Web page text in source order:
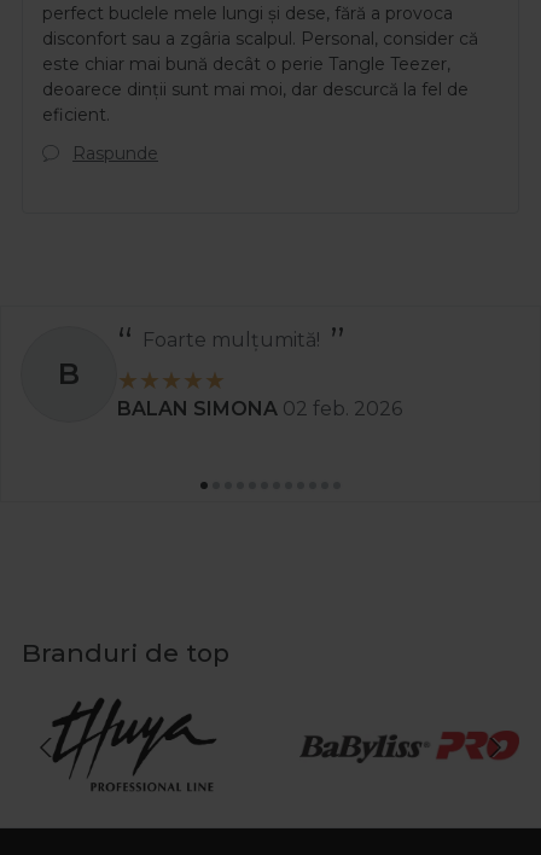
perfect buclele mele lungi și dese, fără a provoca
disconfort sau a zgâria scalpul. Personal, consider că
este chiar mai bună decât o perie Tangle Teezer,
deoarece dinții sunt mai moi, dar descurcă la fel de
eficient.
Raspunde
B
Foarte mulțumită!
BALAN SIMONA 02 feb. 2026
Branduri de top